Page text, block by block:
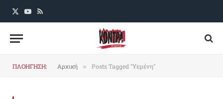
X
YouTube
RSS
ΠΛΟΗΓΗΣΗ: Αρχική » Posts Tagged "Υεμένη"